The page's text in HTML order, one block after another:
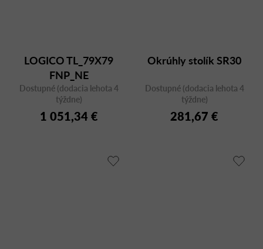
LOGICO TL_79X79
FNP_NE
Dostupné (dodacia lehota 4
týždne)
1 051,34 €
Okrúhly stolík SR30
Dostupné (dodacia lehota 4
týždne)
281,67 €